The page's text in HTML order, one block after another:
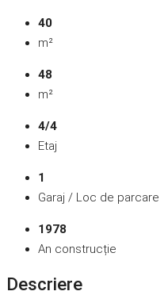
40
m²
48
m²
4/4
Etaj
1
Garaj / Loc de parcare
1978
An construcție
Descriere